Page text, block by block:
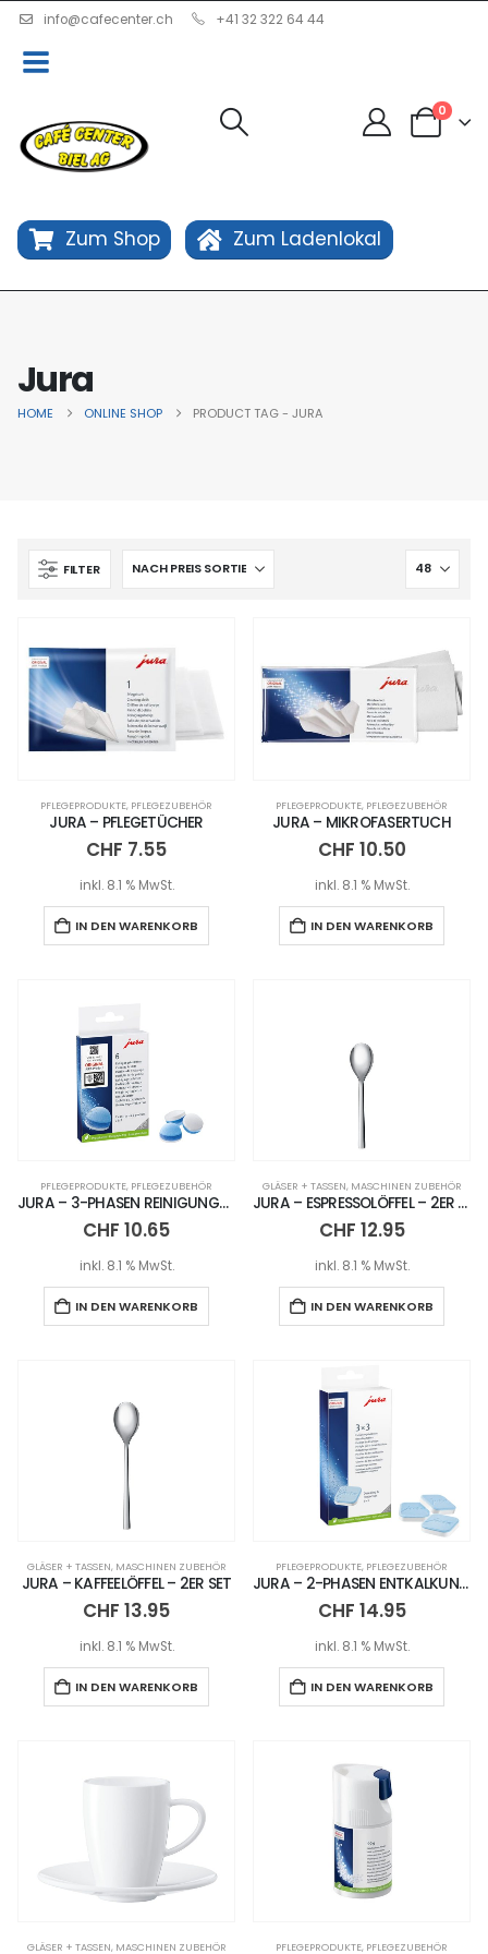
info@cafecenter.ch +41 32 322 64 44
0
Zum Shop Zum Ladenlokal
Jura
HOME ONLINE SHOP PRODUCT TAG - JURA
FILTER
PFLEGEPRODUKTE, PFLEGEZUBEHÖR
JURA – PFLEGETÜCHER
CHF 7.55
inkl. 8.1 % MwSt.
IN DEN WARENKORB
PFLEGEPRODUKTE, PFLEGEZUBEHÖR
JURA – MIKROFASERTUCH
CHF 10.50
inkl. 8.1 % MwSt.
IN DEN WARENKORB
PFLEGEPRODUKTE, PFLEGEZUBEHÖR
JURA – 3-PHASEN REINIGUNGSTABLETTEN PACKUNG – 6 STÜCK
CHF 10.65
inkl. 8.1 % MwSt.
IN DEN WARENKORB
GLÄSER + TASSEN, MASCHINEN ZUBEHÖR
JURA – ESPRESSOLÖFFEL – 2ER SET
CHF 12.95
inkl. 8.1 % MwSt.
IN DEN WARENKORB
GLÄSER + TASSEN, MASCHINEN ZUBEHÖR
JURA – KAFFEELÖFFEL – 2ER SET
CHF 13.95
inkl. 8.1 % MwSt.
IN DEN WARENKORB
PFLEGEPRODUKTE, PFLEGEZUBEHÖR
JURA – 2-PHASEN ENTKALKUNGSTABLETTEN
CHF 14.95
inkl. 8.1 % MwSt.
IN DEN WARENKORB
GLÄSER + TASSEN, MASCHINEN ZUBEHÖR PFLEGEPRODUKTE, PFLEGEZUBEHÖR